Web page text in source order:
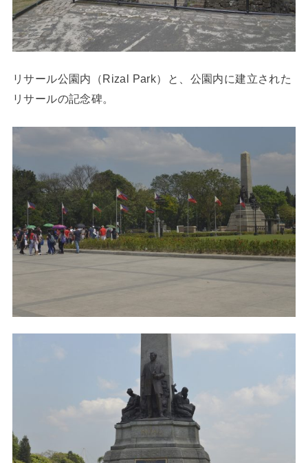
リサール公園内（Rizal Park）と、公園内に建立された
リサールの記念碑。